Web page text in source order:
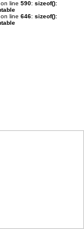
on line 590: sizeof():
on line 646: sizeof():